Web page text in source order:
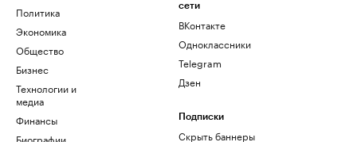
Политика
Экономика
Общество
Бизнес
Технологии и
медиа
Финансы
Биографии
сети
ВКонтакте
Одноклассники
Telegram
Дзен
Подписки
Скрыть баннеры